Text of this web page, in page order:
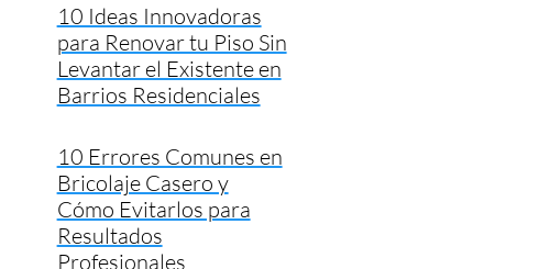
10 Ideas Innovadoras
para Renovar tu Piso Sin
Levantar el Existente en
Barrios Residenciales
10 Errores Comunes en
Bricolaje Casero y
Cómo Evitarlos para
Resultados
Profesionales